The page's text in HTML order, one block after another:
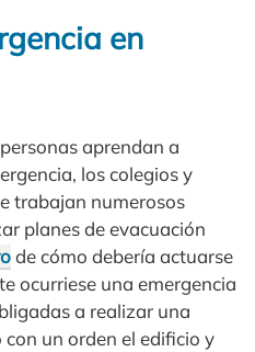
en
aprendan a
los colegios y
trabajan numerosos
planes de evacuación
de cómo debería actuarse
ocurriese una emergencia
a realizar una
un orden el edificio y